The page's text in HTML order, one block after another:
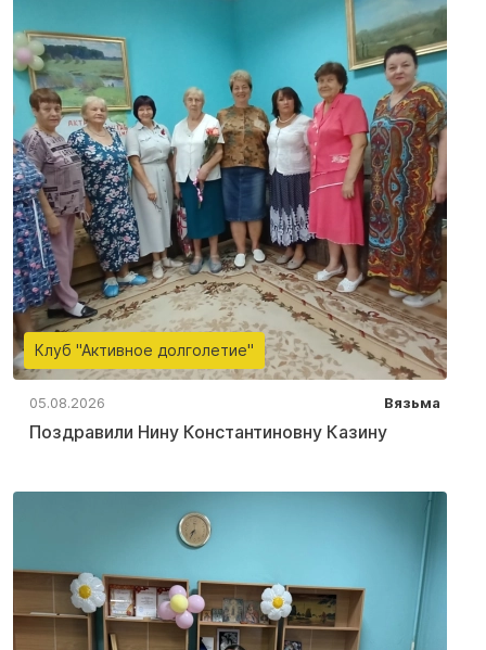
Клуб "Активное долголетие"
05.08.2026 Вязьма
Поздравили Нину Константиновну Казину